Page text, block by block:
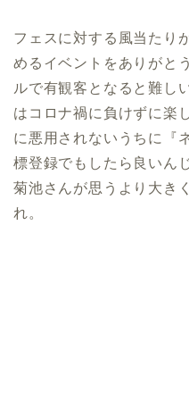
フェスに対する風当たり
めるイベントをありがと
ルで有観客となると難し
はコロナ禍に負けずに楽
に悪用されないうちに『
標登録でもしたら良いん
菊池さんが思うより大き
れ。